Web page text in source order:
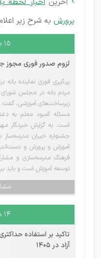
پرورش به شرح زیر
۱۵ مرداد ۱۴۰۵
لزوم صدور فوری مجوز
پیگیری فوری نماینده
مردم بانه در مجلس
زیرساخت‌های آموزشی،
مسئله کمبود معلم به
است. به گزارش خبرنگار
جشنواره خیران مدرسه‌ساز
آموزش و پرورش و
فرهنگ مدرسه‌سازی و
توسعه آموزش است و باید
۱۴ مرداد ۱۴۰۵
تاکید بر استفاده
آزاد در 1405